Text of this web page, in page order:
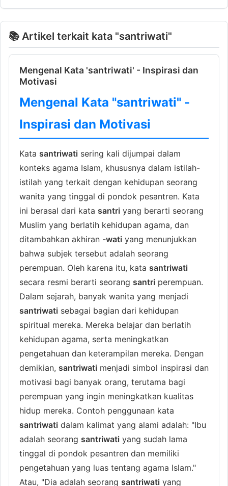
📚 Artikel terkait kata "santriwati"
Mengenal Kata 'santriwati' - Inspirasi dan
Motivasi
Mengenal Kata "santriwati" -
Inspirasi dan Motivasi
Kata santriwati sering kali dijumpai dalam
konteks agama Islam, khususnya dalam istilah-
istilah yang terkait dengan kehidupan seorang
wanita yang tinggal di pondok pesantren. Kata
ini berasal dari kata santri yang berarti seorang
Muslim yang berlatih kehidupan agama, dan
ditambahkan akhiran -wati yang menunjukkan
bahwa subjek tersebut adalah seorang
perempuan. Oleh karena itu, kata santriwati
secara resmi berarti seorang santri perempuan.
Dalam sejarah, banyak wanita yang menjadi
santriwati sebagai bagian dari kehidupan
spiritual mereka. Mereka belajar dan berlatih
kehidupan agama, serta meningkatkan
pengetahuan dan keterampilan mereka. Dengan
demikian, santriwati menjadi simbol inspirasi dan
motivasi bagi banyak orang, terutama bagi
perempuan yang ingin meningkatkan kualitas
hidup mereka. Contoh penggunaan kata
santriwati dalam kalimat yang alami adalah: "Ibu
adalah seorang santriwati yang sudah lama
tinggal di pondok pesantren dan memiliki
pengetahuan yang luas tentang agama Islam."
Atau, "Dia adalah seorang santriwati yang